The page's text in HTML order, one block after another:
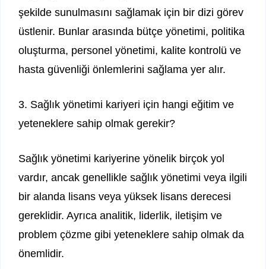
şekilde sunulmasını sağlamak için bir dizi görev
üstlenir. Bunlar arasında bütçe yönetimi, politika
oluşturma, personel yönetimi, kalite kontrolü ve
hasta güvenliği önlemlerini sağlama yer alır.
3. Sağlık yönetimi kariyeri için hangi eğitim ve
yeteneklere sahip olmak gerekir?
Sağlık yönetimi kariyerine yönelik birçok yol
vardır, ancak genellikle sağlık yönetimi veya ilgili
bir alanda lisans veya yüksek lisans derecesi
gereklidir. Ayrıca analitik, liderlik, iletişim ve
problem çözme gibi yeteneklere sahip olmak da
önemlidir.